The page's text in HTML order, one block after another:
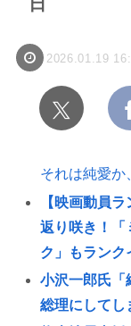
2026.01.19
それは純愛か
【映画動員
返り咲き！「
ク」もランク
小沢一郎氏「
総理にしてし